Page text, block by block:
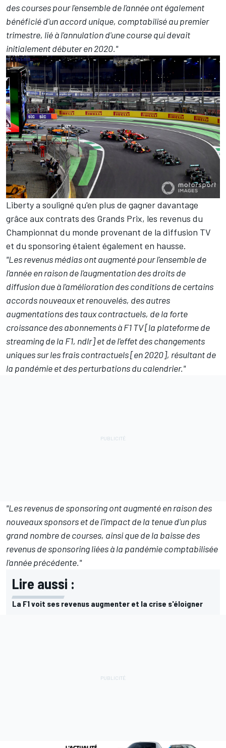
des courses pour l'ensemble de l'année ont également
bénéficié d'un accord unique, comptabilisé au premier
trimestre, lié à l'annulation d'une course qui devait
initialement débuter en 2020."
Liberty a souligné qu'en plus de gagner davantage
grâce aux contrats des Grands Prix, les revenus du
Championnat du monde provenant de la diffusion TV
et du sponsoring étaient également en hausse.
"Les revenus médias ont augmenté pour l'ensemble de
l'année en raison de l'augmentation des droits de
diffusion due à l'amélioration des conditions de certains
accords nouveaux et renouvelés, des autres
augmentations des taux contractuels, de la forte
croissance des abonnements à F1 TV [la plateforme de
streaming de la F1, ndlr] et de l'effet des changements
uniques sur les frais contractuels [en 2020], résultant de
la pandémie et des perturbations du calendrier."
"Les revenus de sponsoring ont augmenté en raison des
nouveaux sponsors et de l'impact de la tenue d'un plus
grand nombre de courses, ainsi que de la baisse des
revenus de sponsoring liées à la pandémie comptabilisée
l'année précédente."
Lire aussi :
La F1 voit ses revenus augmenter et la crise s'éloigner